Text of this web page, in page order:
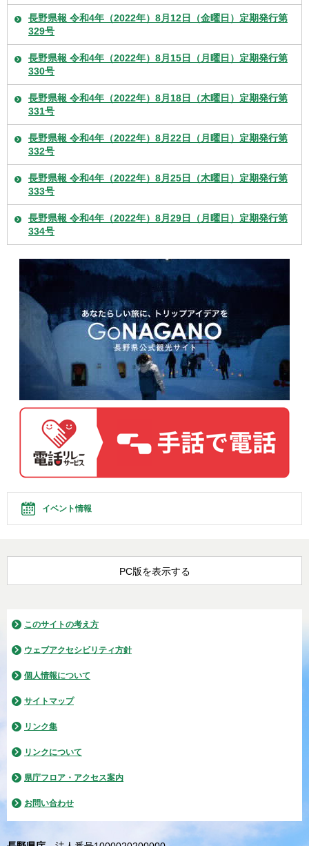
長野県報 令和4年（2022年）8月12日（金曜日）定期発行第
329号
長野県報 令和4年（2022年）8月15日（月曜日）定期発行第
330号
長野県報 令和4年（2022年）8月18日（木曜日）定期発行第
331号
長野県報 令和4年（2022年）8月22日（月曜日）定期発行第
332号
長野県報 令和4年（2022年）8月25日（木曜日）定期発行第
333号
長野県報 令和4年（2022年）8月29日（月曜日）定期発行第
334号
イベント情報
PC版を表示する
このサイトの考え方
ウェブアクセシビリティ方針
個人情報について
サイトマップ
リンク集
リンクについて
県庁フロア・アクセス案内
お問い合わせ